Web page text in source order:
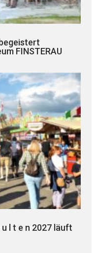
begeistert
FINSTERAU
l t e n 2027 läuft